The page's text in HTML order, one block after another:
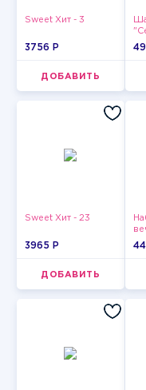
Sweet Хит - 3
3756 P
ДОБАВИТЬ
2
Sweet Хит - 23
3965 P
ДОБАВИТЬ